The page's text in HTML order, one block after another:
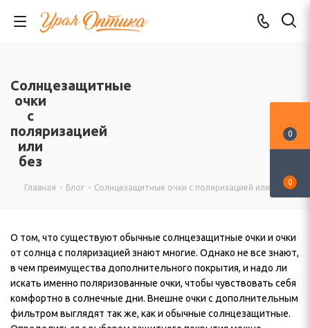
Солнцезащитные
очки
с
поляризацией
или
без
Главная - Блог - Солнцезащитные очки с поляризацией или без
О том, что существуют обычные солнцезащитные очки и очки
от солнца с поляризацией знают многие. Однако не все знают,
в чем преимущества дополнительного покрытия, и надо ли
искать именно поляризованные очки, чтобы чувствовать себя
комфортно в солнечные дни. Внешне очки с дополнительным
фильтром выглядят так же, как и обычные солнцезащитные.
0
0